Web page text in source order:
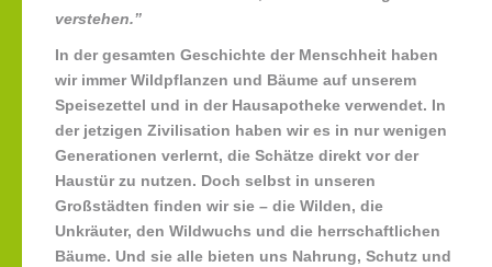
verstehen.”
In der gesamten Geschichte der Menschheit haben
wir immer Wildpflanzen und Bäume auf unserem
Speisezettel und in der Hausapotheke verwendet. In
der jetzigen Zivilisation haben wir es in nur wenigen
Generationen verlernt, die Schätze direkt vor der
Haustür zu nutzen. Doch selbst in unseren
Großstädten finden wir sie – die Wilden, die
Unkräuter, den Wildwuchs und die herrschaftlichen
Bäume. Und sie alle bieten uns Nahrung, Schutz und